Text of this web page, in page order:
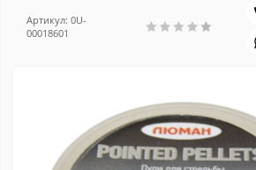
Артикул: 0U-
00018601